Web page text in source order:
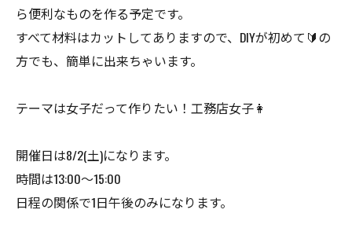
ら便利なものを作る予定です。
すべて材料はカットしてありますので、DIYが初めて🔰の
方でも、簡単に出来ちゃいます。
テーマは女子だって作りたい！工務店女子👩
開催日は8/2(土)になります。
時間は13:00〜15:00
日程の関係で1日午後のみになります。